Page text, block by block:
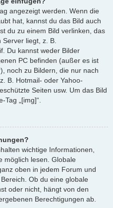
angezeigt werden. Wenn die
hat, kannst du das Bild auch
du zu einem Bild verlinken, das
liegt, z. B.
Du kannst weder Bilder
PC befinden (außer es ist
noch zu Bildern, die nur nach
B. Hotmail- oder Yahoo-
Seiten usw. Um das Bild
Tag „[img]“.
wichtige Informationen,
möglich lesen. Globale
oben in jedem Forum und
Ob du eine globale
oder nicht, hängt von den
Berechtigungen ab.